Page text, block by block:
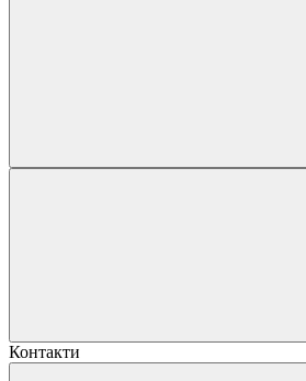
Контакти